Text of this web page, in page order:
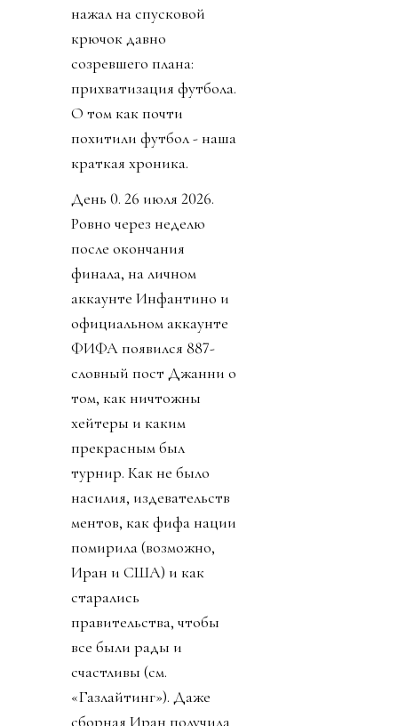
нажал на спусковой
крючок давно
созревшего плана:
прихватизация футбола.
О том как почти
похитили футбол - наша
краткая хроника.
День 0. 26 июля 2026.
Ровно через неделю
после окончания
финала, на личном
аккаунте Инфантино и
официальном аккаунте
ФИФА появился 887-
словный пост Джанни о
том, как ничтожны
хейтеры и каким
прекрасным был
турнир. Как не было
насилия, издевательств
ментов, как фифа нации
помирила (возможно,
Иран и США) и как
старались
правительства, чтобы
все были рады и
счастливы (см.
«Газлайтинг»). Даже
сборная Иран получила